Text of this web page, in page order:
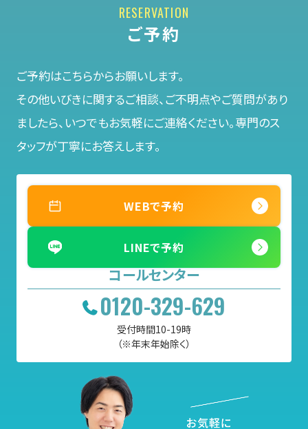
ご予約
ご予約はこちらからお願いします。
その他いびきに関するご相談、ご不明点やご質問があり
ましたら、 いつでもお気軽にご連絡ください。専門のス
タッフが丁寧にお答えします。
WEBで予約
LINEで予約
コールセンター
0120-329-629
受付時間10-19時
（※年末年始除く）